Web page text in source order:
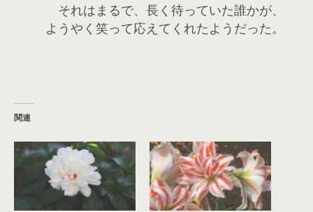
それはまるで、長く待っていた誰かが、
ようやく笑って応えてくれたようだった。
関連